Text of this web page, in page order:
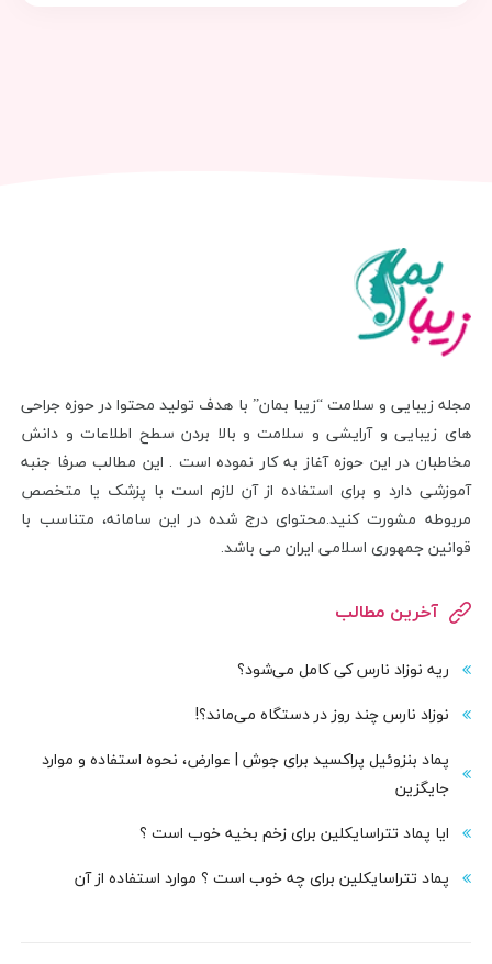
مجله زیبایی و سلامت “زیبا بمان” با هدف تولید محتوا در حوزه جراحی
های زیبایی و آرایشی و سلامت و بالا بردن سطح اطلاعات و دانش
مخاطبان در این حوزه آغاز به کار نموده است . این مطالب صرفا جنبه
آموزشی دارد و برای استفاده از آن لازم است با پزشک یا متخصص
مربوطه مشورت کنید.محتوای درج شده در این سامانه، متناسب با
قوانین جمهوری اسلامی ایران می باشد.
آخرین مطالب
ریه نوزاد نارس کی کامل می‌شود؟
نوزاد نارس چند روز در دستگاه می‌ماند؟!
پماد بنزوئیل پراکسید برای جوش | عوارض، نحوه استفاده و موارد
جایگزین
ایا پماد تتراسایکلین برای زخم بخیه خوب است ؟
پماد تتراسایکلین برای چه خوب است ؟ موارد استفاده از آن